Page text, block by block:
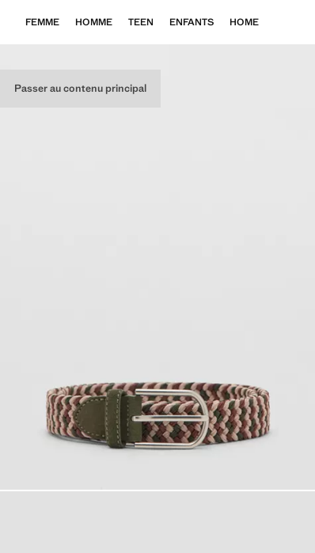
Passer au contenu principal
FEMME HOMME TEEN ENFANTS HOME